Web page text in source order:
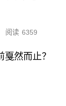
阅读 6359
然而止？